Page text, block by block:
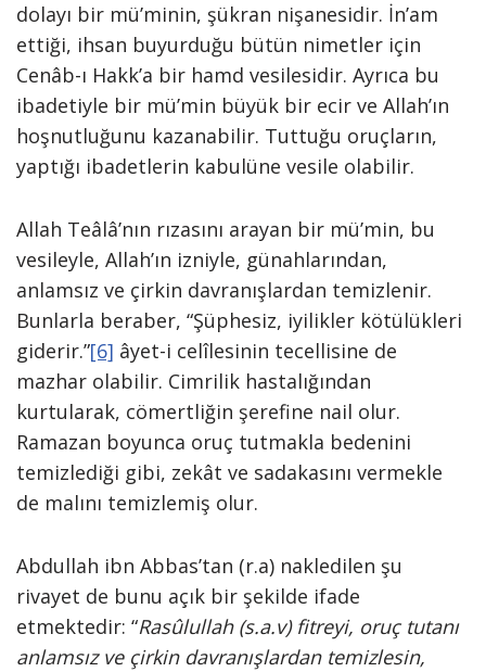
dolayı bir mü’minin, şükran nişanesidir. İn’am
ettiği, ihsan buyurduğu bütün nimetler için
Cenâb-ı Hakk’a bir hamd vesilesidir. Ayrıca bu
ibadetiyle bir mü’min büyük bir ecir ve Allah’ın
hoşnutluğunu kazanabilir. Tuttuğu oruçların,
yaptığı ibadetlerin kabulüne vesile olabilir.
Allah Teâlâ’nın rızasını arayan bir mü’min, bu
vesileyle, Allah’ın izniyle, günahlarından,
anlamsız ve çirkin davranışlardan temizlenir.
Bunlarla beraber, “Şüphesiz, iyilikler kötülükleri
giderir.”[6] âyet-i celîlesinin tecellisine de
mazhar olabilir. Cimrilik hastalığından
kurtularak, cömertliğin şerefine nail olur.
Ramazan boyunca oruç tutmakla bedenini
temizlediği gibi, zekât ve sadakasını vermekle
de malını temizlemiş olur.
Abdullah ibn Abbas’tan (r.a) nakledilen şu
rivayet de bunu açık bir şekilde ifade
etmektedir: “Rasûlullah (s.a.v) fitreyi, oruç tutanı
anlamsız ve çirkin davranışlardan temizlesin,